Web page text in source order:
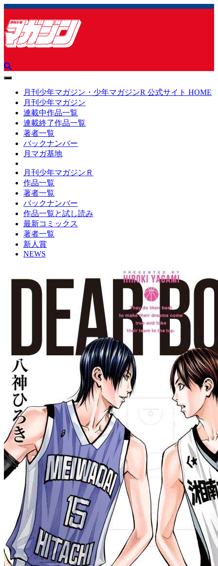
toggle
navigation月刊少年マガジン・少年マガジンR 公式サイト HOME
月刊少年マガジン
連載中作品一覧
連載終了作品一覧
著者一覧
バックナンバー
月マガ基地
月刊少年マガジンＲ
作品一覧
著者一覧
バックナンバー
作品一覧と試し読み
最新コミックス
著者一覧
新人賞
NEWS